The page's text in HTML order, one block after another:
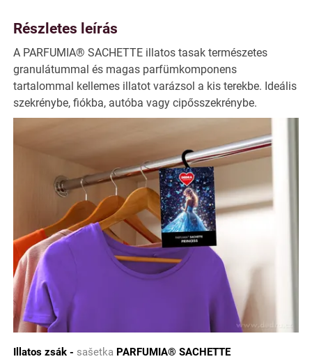
Részletes leírás
A PARFUMIA® SACHETTE illatos tasak természetes
granulátummal és magas parfümkomponens
tartalommal kellemes illatot varázsol a kis terekbe. Ideális
szekrénybe, fiókba, autóba vagy cipősszekrénybe.
Illatos zsák - sašetka PARFUMIA® SACHETTE